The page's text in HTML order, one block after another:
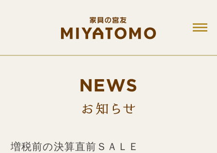
増税前の決算直前ＳＡＬＥ